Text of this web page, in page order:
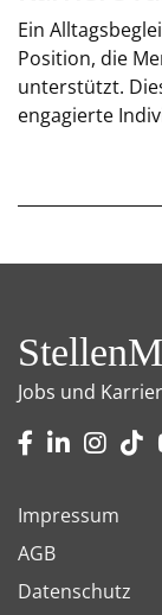
Ein
Position, die
unterstützt.
engagierte
Jobs und
Impressum
AGB
Datenschutz